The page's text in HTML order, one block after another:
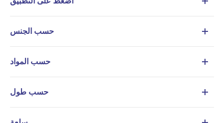
حسب الجنس
حسب المواد
حسب طول